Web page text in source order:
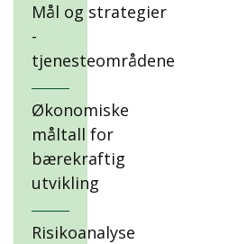
Mål og strategier
-
tjenesteområdene
Økonomiske
måltall for
bærekraftig
utvikling
Risikoanalyse